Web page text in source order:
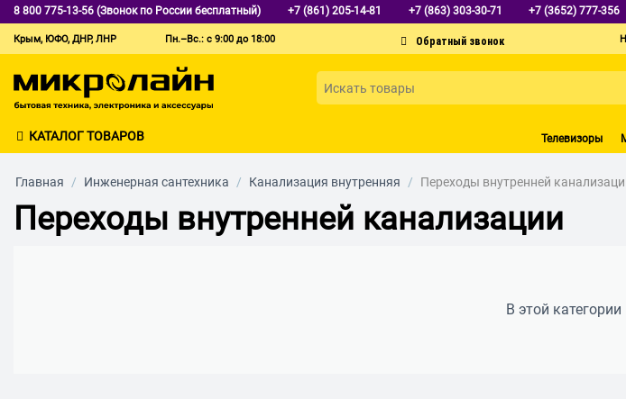
8 800 775-13-56 (Звонок по России бесплатный) +7 (861) 205-14-81 +7 (863) 303-30-71 +7 (3652) 777-356
Крым, ЮФО, ДНР, ЛНР Пн.–Вс.: с 9:00 до 18:00
КАТАЛОГ ТОВАРОВ Телевизоры
Главная / Инженерная сантехника / Канализация внутренняя / Переходы внутренней
Переходы внутренней канализации
В этой